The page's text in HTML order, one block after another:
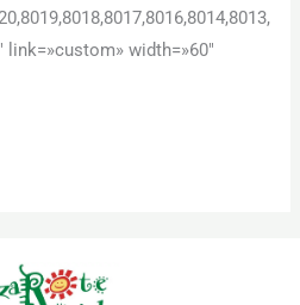
link=»custom» width=»60″
desaparecerán
de la web.